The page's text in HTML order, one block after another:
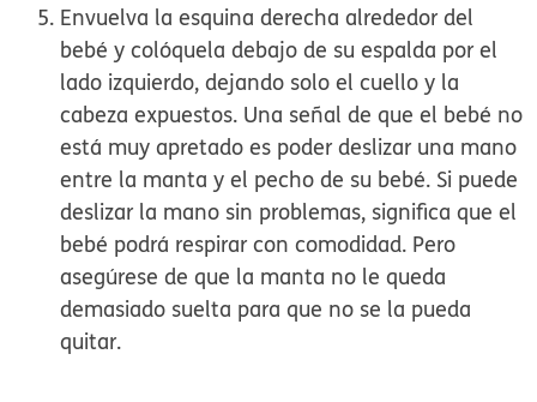
Envuelva la esquina derecha alrededor del
bebé y colóquela debajo de su espalda por el
lado izquierdo, dejando solo el cuello y la
cabeza expuestos. Una señal de que el bebé no
está muy apretado es poder deslizar una mano
entre la manta y el pecho de su bebé. Si puede
deslizar la mano sin problemas, significa que el
bebé podrá respirar con comodidad. Pero
asegúrese de que la manta no le queda
demasiado suelta para que no se la pueda
quitar.